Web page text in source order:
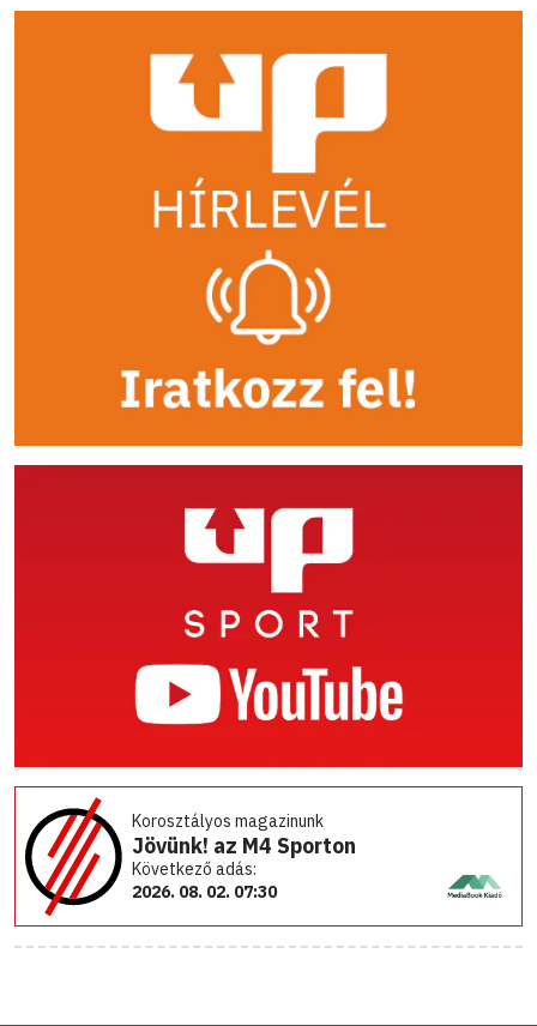
Korosztályos magazinunk
Jövünk! az M4 Sporton
Következő adás:
2026. 08. 02. 07:30